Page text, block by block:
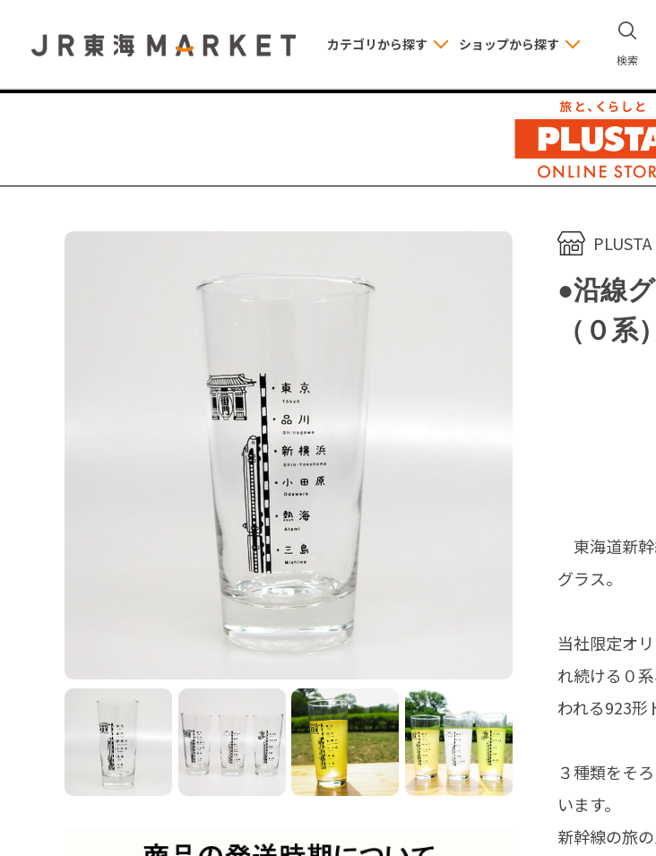
カテゴリから探す ショップから探す
検索
●沿線
（０系）
東海道新幹
グラス。
当社限定オ
れ続ける０
われる923形
３種類をそ
います。
新幹線の旅